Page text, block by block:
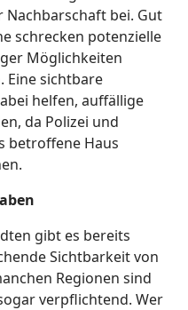
Nachbarschaft bei. Gut
schrecken potenzielle
Möglichkeiten
Eine sichtbare
helfen, auffällige
da Polizei und
betroffene Haus
gibt es bereits
Sichtbarkeit von
Regionen sind
verpflichtend. Wer